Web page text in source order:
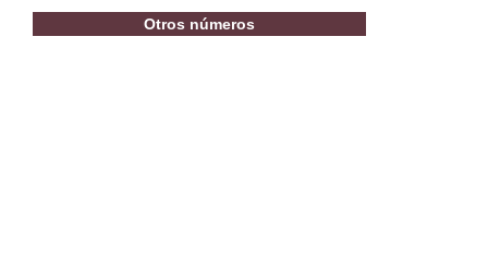
Otros números